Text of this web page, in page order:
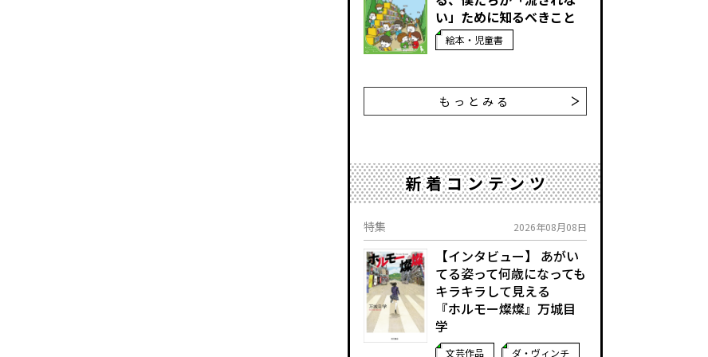
い」ために知るべきこと
絵本・児童書
もっとみる
新着コンテンツ
特集 2026年08月08日
【インタビュー】 あがい
てる姿って何歳になっても
キラキラして見える
『ホルモー燦燦』万城目
学
文芸作品 ダ・ヴィンチ